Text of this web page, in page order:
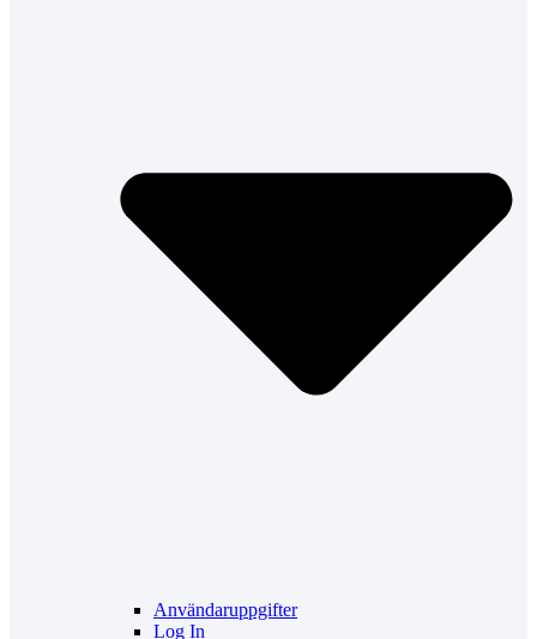
Användaruppgifter
Log In